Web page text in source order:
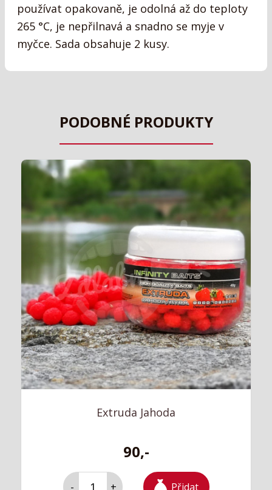
používat opakovaně, je odolná až do teploty
265 °C, je nepřilnavá a snadno se myje v
myčce. Sada obsahuje 2 kusy.
PODOBNÉ PRODUKTY
Extruda Jahoda
90,-
- + Přidat